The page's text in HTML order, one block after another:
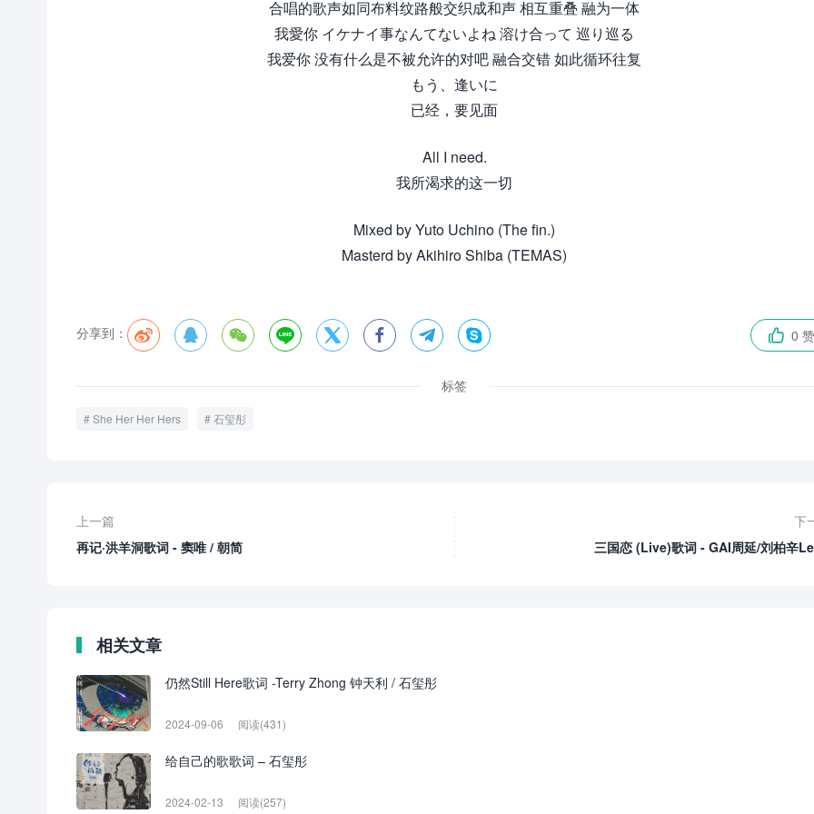
合唱的歌声如同布料纹路般交织成和声 相互重叠 融为一体
我愛你 イケナイ事なんてないよね 溶け合って 巡り巡る
我爱你 没有什么是不被允许的对吧 融合交错 如此循环往复
もう、逢いに
已经，要见面
All I need.
我所渴求的这一切
Mixed by Yuto Uchino (The fin.)
Masterd by Akihiro Shiba (TEMAS)
分享到：          0 赞
标签
She Her Her Hers 石玺彤
上一篇
再记·洪羊洞歌词 - 窦唯 / 朝简
下
三国恋 (Live)歌词 - GAI周延/刘柏辛
相关文章
仍然Still Here歌词 -Terry Zhong 钟天利 / 石玺彤
2024-09-06 阅读(431)
给自己的歌歌词 – 石玺彤
2024-02-13 阅读(257)